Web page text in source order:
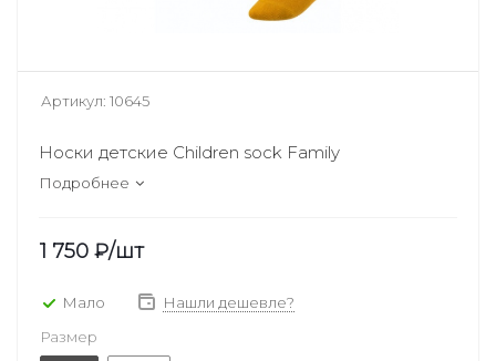
Артикул: 10645
Носки детские Children sock Family
Подробнее
1 750 ₽/шт
Мало
Нашли дешевле?
Размер